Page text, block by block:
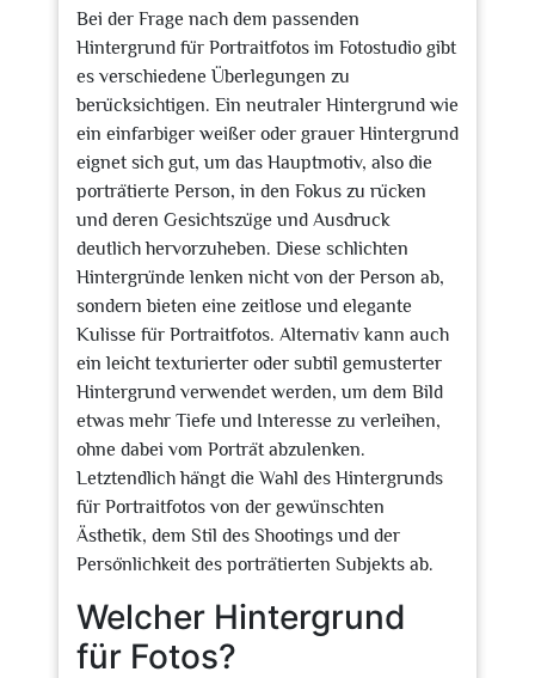
Bei der Frage nach dem passenden
Hintergrund für Portraitfotos im Fotostudio gibt
es verschiedene Überlegungen zu
berücksichtigen. Ein neutraler Hintergrund wie
ein einfarbiger weißer oder grauer Hintergrund
eignet sich gut, um das Hauptmotiv, also die
porträtierte Person, in den Fokus zu rücken
und deren Gesichtszüge und Ausdruck
deutlich hervorzuheben. Diese schlichten
Hintergründe lenken nicht von der Person ab,
sondern bieten eine zeitlose und elegante
Kulisse für Portraitfotos. Alternativ kann auch
ein leicht texturierter oder subtil gemusterter
Hintergrund verwendet werden, um dem Bild
etwas mehr Tiefe und Interesse zu verleihen,
ohne dabei vom Porträt abzulenken.
Letztendlich hängt die Wahl des Hintergrunds
für Portraitfotos von der gewünschten
Ästhetik, dem Stil des Shootings und der
Persönlichkeit des porträtierten Subjekts ab.
Welcher Hintergrund
für Fotos?